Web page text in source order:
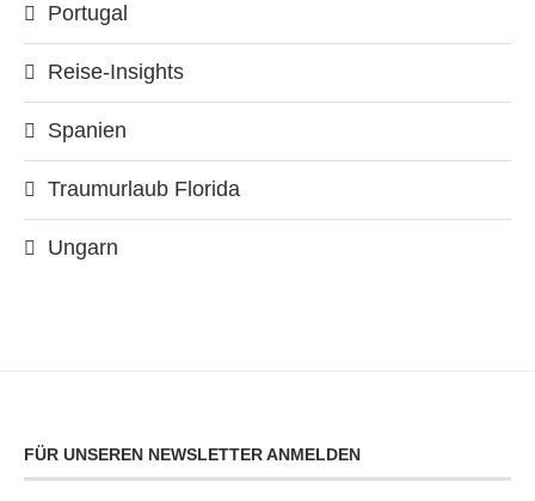
Portugal
Reise-Insights
Spanien
Traumurlaub Florida
Ungarn
FÜR UNSEREN NEWSLETTER ANMELDEN